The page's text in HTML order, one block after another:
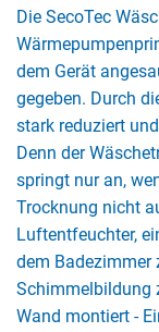
Die SecoTec
dem Gerät
gegeben. Durch
stark reduziert
Denn der
springt nur an,
Trocknung nicht
Luftentfeuchter,
dem Badezimmer
Schimmelbildung
Wand montiert -